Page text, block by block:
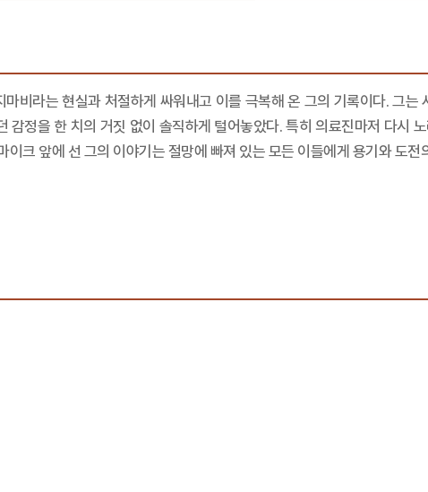
마비라는 현실과 처절하게 싸워내고 이를 극복해 온 그의 기록이다. 그
감정을 한 치의 거짓 없이 솔직하게 털어놓았다. 특히 의료진마저 다시
크 앞에 선 그의 이야기는 절망에 빠져 있는 모든 이들에게 용기와 도전